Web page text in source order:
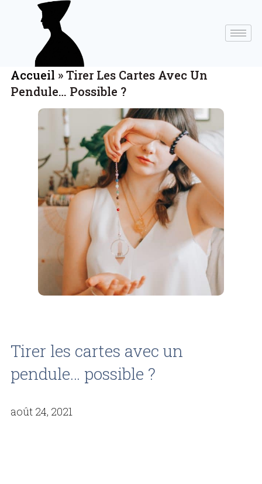
Accueil »Tirer Les Cartes Avec Un
Pendule… Possible ?
Tirer les cartes avec un
pendule… possible ?
août 24, 2021